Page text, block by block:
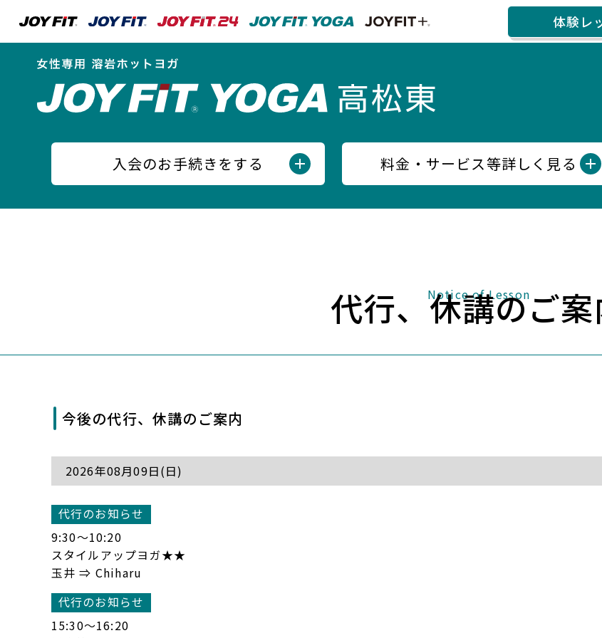
体験レ
入会のお手続きをする 料金・サービス等詳しく見る
Notice of Lesson
代行、休講のご案
今後の代行、休講のご案内
2026年08月09日(日)
代行のお知らせ
9:30〜10:20
スタイルアップヨガ★★
玉井 ⇒ Chiharu
代行のお知らせ
15:30〜16:20